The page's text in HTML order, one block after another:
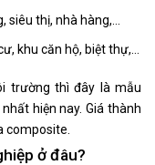
siêu thị, nhà hàng,…
khu căn hộ, biệt thự,…
trường thì đây là mẫu
hiện nay. Giá thành
composite.
ở đâu?